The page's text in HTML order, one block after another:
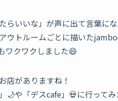
らいいな」が声に出て言葉に
ウトルームごとに描いた
ワクワクしました😄
店がありますね！
🌙や「デスcafe」💀に行って